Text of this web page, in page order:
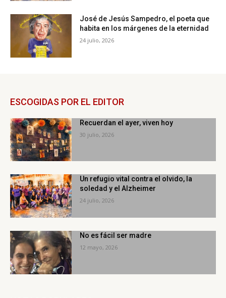
José de Jesús Sampedro, el poeta que
habita en los márgenes de la eternidad
24 julio, 2026
ESCOGIDAS POR EL EDITOR
Recuerdan el ayer, viven hoy
30 julio, 2026
Un refugio vital contra el olvido, la
soledad y el Alzheimer
24 julio, 2026
No es fácil ser madre
12 mayo, 2026